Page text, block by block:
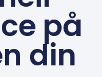
på
din